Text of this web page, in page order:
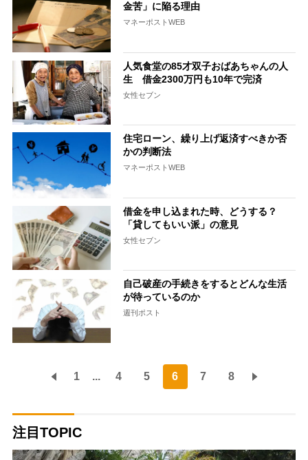
金苦」に陥る理由
マネーポストWEB
人気食堂の85才双子おばあちゃんの人
生 借金2300万円も10年で完済
女性セブン
住宅ローン、繰り上げ返済すべきか否
かの判断法
マネーポストWEB
借金を申し込まれた時、どうする？
「貸してもいい派」の意見
女性セブン
自己破産の手続きをするとどんな生活
が待っているのか
週刊ポスト
1 ... 4 5 6 7 8
注目TOPIC